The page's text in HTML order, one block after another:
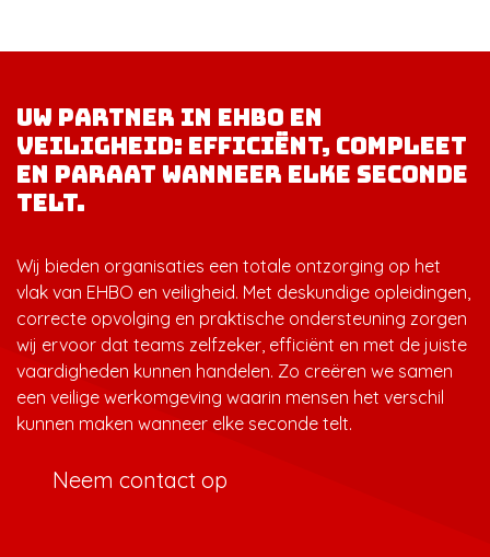
Uw partner in EHBO en
veiligheid: efficiënt, compleet
en paraat wanneer elke seconde
telt.
Wij bieden organisaties een totale ontzorging op het
vlak van EHBO en veiligheid. Met deskundige opleidingen,
correcte opvolging en praktische ondersteuning zorgen
wij ervoor dat teams zelfzeker, efficiënt en met de juiste
vaardigheden kunnen handelen. Zo creëren we samen
een veilige werkomgeving waarin mensen het verschil
kunnen maken wanneer elke seconde telt.
Neem contact op